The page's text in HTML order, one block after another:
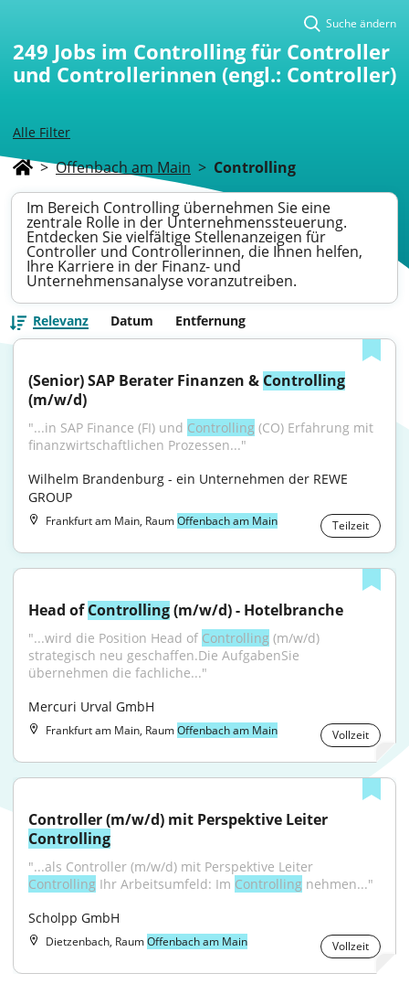
Alle Filter
Suche ändern
249 Jobs im Controlling für Controller
und Controllerinnen (engl.: Controller)
> Offenbach am Main > Controlling
Im Bereich Controlling übernehmen Sie eine
zentrale Rolle in der Unternehmenssteuerung.
Entdecken Sie vielfältige Stellenanzeigen für
Controller und Controllerinnen, die Ihnen helfen,
Ihre Karriere in der Finanz- und
Unternehmensanalyse voranzutreiben.
Relevanz Datum Entfernung
(Senior) SAP Berater Finanzen & Controlling
(m/w/d)
"...in SAP Finance (FI) und Controlling (CO) Erfahrung mit
finanzwirtschaftlichen Prozessen..."
Wilhelm Brandenburg - ein Unternehmen der REWE
GROUP
Frankfurt am Main, RaumOffenbach am Main Teilzeit
Head of Controlling (m/w/d) - Hotelbranche
"...wird die Position Head of Controlling (m/w/d)
strategisch neu geschaffen.Die AufgabenSie
übernehmen die fachliche..."
Mercuri Urval GmbH
Frankfurt am Main, RaumOffenbach am Main Vollzeit
Controlling
Controlling Ihr Arbeitsumfeld: Im Controlling nehmen..."
Scholpp GmbH
Dietzenbach, RaumOffenbach am Main Vollzeit